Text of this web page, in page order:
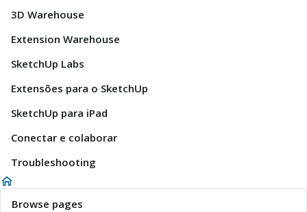
3D Warehouse
Extension Warehouse
SketchUp Labs
Extensões para o SketchUp
SketchUp para iPad
Conectar e colaborar
Troubleshooting
Browse pages